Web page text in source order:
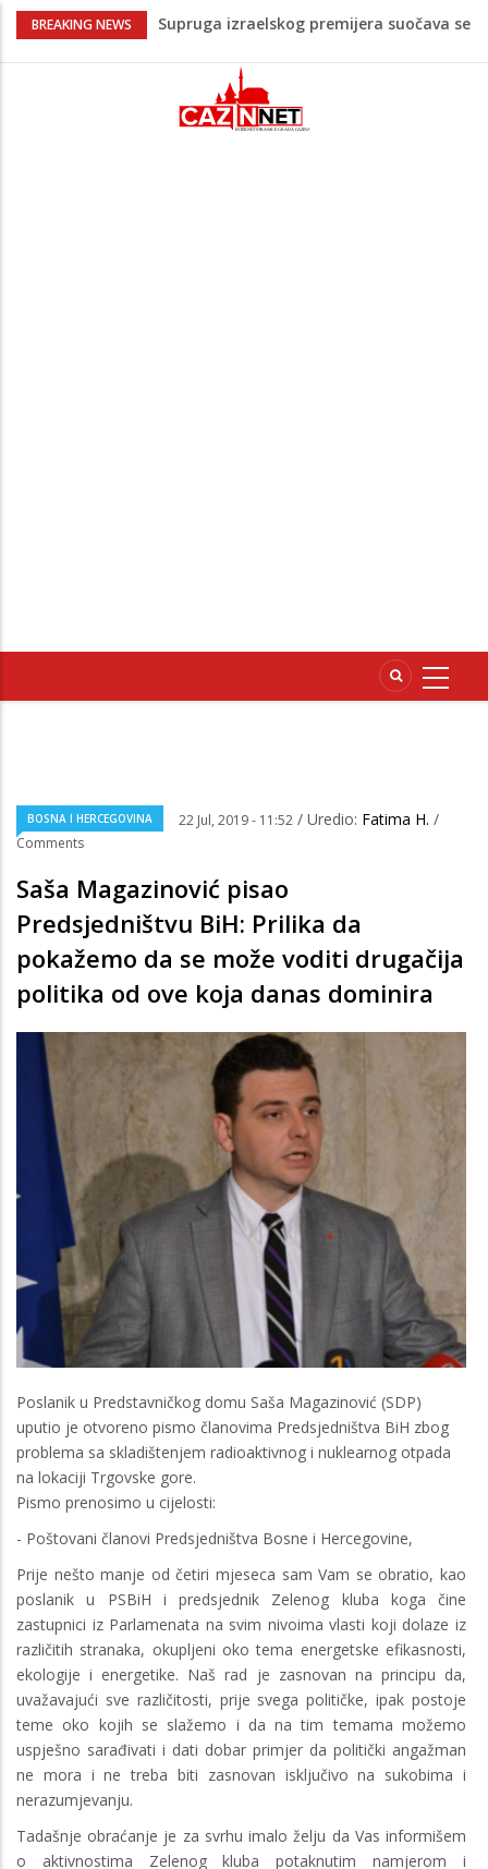
BREAKING NEWS
Supruga izraelskog premijera suočava se
Pentagon zabrinut zbog smanjenih
zaliha, od vojne industrije traži ubrzanje
BOSNA I HERCEGOVINA 22 Jul, 2019 - 11:52 / Uredio: Fatima H. /
Comments
Saša Magazinović pisao
Predsjedništvu BiH: Prilika da
pokažemo da se može voditi drugačija
politika od ove koja danas dominira
Poslanik u Predstavničkog domu Saša Magazinović (SDP)
uputio je otvoreno pismo članovima Predsjedništva BiH zbog
problema sa skladištenjem radioaktivnog i nuklearnog otpada
na lokaciji Trgovske gore.
Pismo prenosimo u cijelosti:
- Poštovani članovi Predsjedništva Bosne i Hercegovine,
Prije nešto manje od četiri mjeseca sam Vam se obratio, kao
poslanik u PSBiH i predsjednik Zelenog kluba koga čine
zastupnici iz Parlamenata na svim nivoima vlasti koji dolaze iz
različitih stranaka, okupljeni oko tema energetske efikasnosti,
ekologije i energetike. Naš rad je zasnovan na principu da,
uvažavajući sve različitosti, prije svega političke, ipak postoje
teme oko kojih se slažemo i da na tim temama možemo
uspješno sarađivati i dati dobar primjer da politički angažman
ne mora i ne treba biti zasnovan isključivo na sukobima i
nerazumjevanju.
Tadašnje obraćanje je za svrhu imalo želju da Vas informišem
o aktivnostima Zelenog kluba potaknutim namjerom i